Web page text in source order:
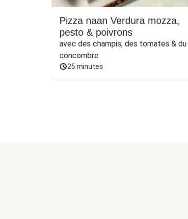
Pizza naan Verdura mozza,
pesto & poivrons
avec des champis, des tomates & du
concombre
25 minutes